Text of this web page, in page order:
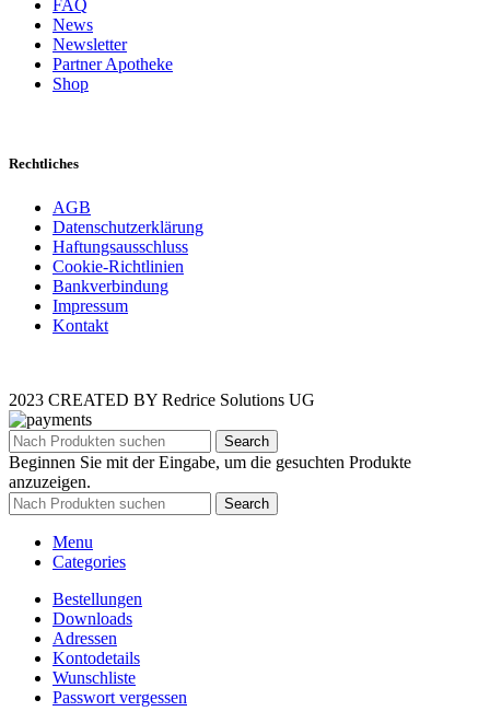
FAQ
News
Newsletter
Partner Apotheke
Shop
Rechtliches
AGB
Datenschutzerklärung
Haftungsausschluss
Cookie-Richtlinien
Bankverbindung
Impressum
Kontakt
2023 CREATED BY Redrice Solutions UG
Search
Beginnen Sie mit der Eingabe, um die gesuchten Produkte
anzuzeigen.
Search
Menu
Categories
Bestellungen
Downloads
Adressen
Kontodetails
Wunschliste
Passwort vergessen